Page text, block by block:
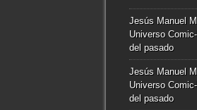
Jesús Manuel
Universo
del pasado
Jesús Manuel
Universo
del pasado